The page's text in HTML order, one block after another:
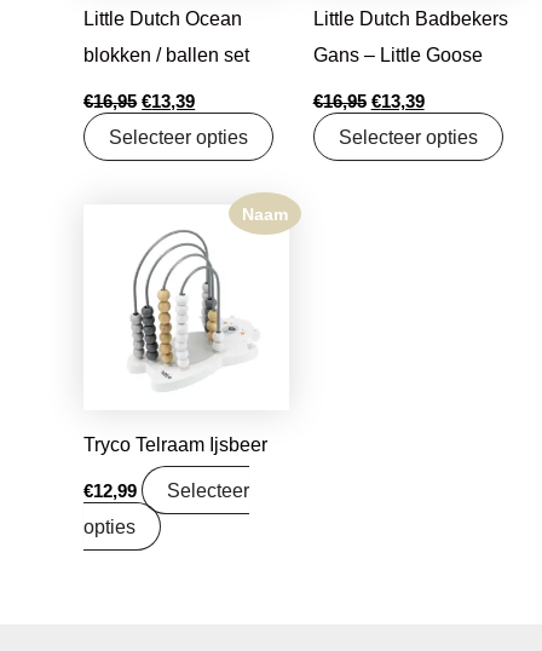
Little Dutch Ocean
blokken / ballen set
€16,95 €13,39
Selecteer opties
Little Dutch Badbekers
Gans – Little Goose
€16,95 €13,39
Selecteer opties
Naam
Tryco Telraam Ijsbeer
€12,99
Selecteer
opties